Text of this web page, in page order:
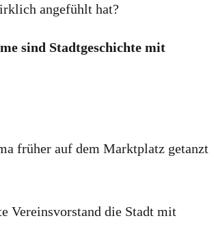
angefühlt hat?
sind Stadtgeschichte mit
früher auf dem Marktplatz getanzt
Vereinsvorstand die Stadt mit